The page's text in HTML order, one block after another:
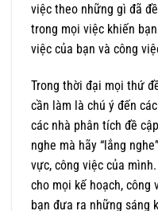
việc theo những gì đã
trong mọi việc khiến
việc của bạn và công
Trong thời đại mọi thứ
cần làm là chú ý đến
các nhà phân tích đề
nghe mà hãy “lắng
vực, công việc của
cho mọi kế hoạch, công
bạn đưa ra những sáng